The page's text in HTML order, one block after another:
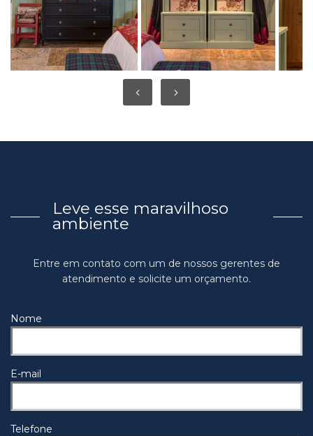
Leve esse maravilhoso
ambiente
Entre em contato com um de nossos gerentes de
atendimento e solicite um orçamento.
Nome
E-mail
Telefone